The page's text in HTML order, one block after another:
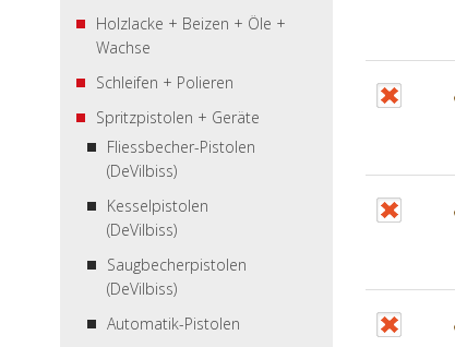
Holzlacke + Beizen + Öle +
Wachse
Schleifen + Polieren
Spritzpistolen + Geräte
Fliessbecher-Pistolen
(DeVilbiss)
Kesselpistolen
(DeVilbiss)
Saugbecherpistolen
(DeVilbiss)
Automatik-Pistolen